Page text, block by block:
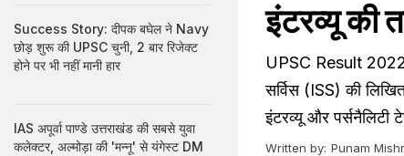
इंटरव्यू की
UPSC Result
सर्विस (ISS) की लिखित
इंटरव्यू और पर्सनैलिटी
Written by: Punam
Success Story: दीपक बघेल ने Navy
छोड़ शुरू की UPSC चुनी, 2 बार रिजेक्ट
होने पर भी नहीं मानी हार
IAS अपूर्वा पाण्‍डे उत्तराखंड की सबसे युवा
कलेक्टर, अल्मोड़ा की 'मन्नू' से यंगेस्‍ट DM